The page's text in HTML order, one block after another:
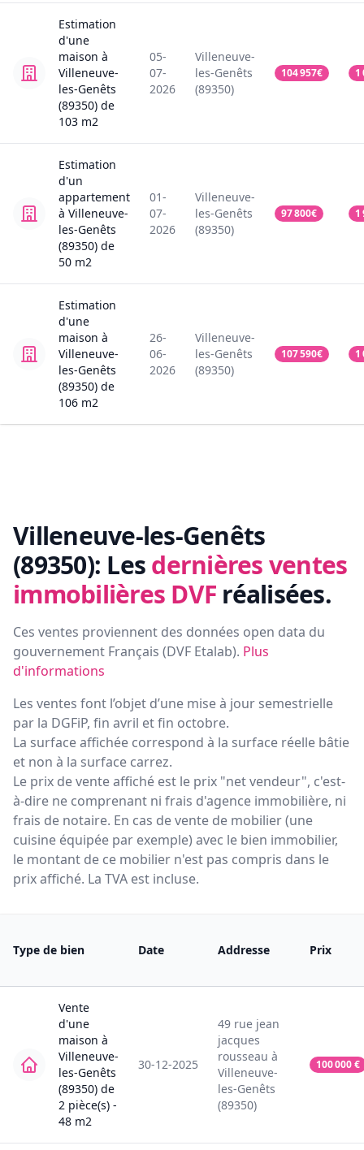
Estimation
d'une
maison à
Villeneuve-
les-Genêts
(89350) de
103 m2
05-
07-
2026
Villeneuve-
les-Genêts
(89350)
104 957€ 1
Estimation
d'un
appartement
à Villeneuve-
les-Genêts
(89350) de
50 m2
01-
07-
2026
Villeneuve-
les-Genêts
(89350)
97 800€ 1
Estimation
d'une
maison à
Villeneuve-
les-Genêts
(89350) de
106 m2
26-
06-
2026
Villeneuve-
les-Genêts
(89350)
107 590€ 1
Villeneuve-les-Genêts
(89350): Lesdernières ventes
immobilières DVF réalisées.
Ces ventes proviennent des données open data du
gouvernement Français (DVF Etalab). Plus
d'informations
Les ventes font l’objet d’une mise à jour semestrielle
par la DGFiP, fin avril et fin octobre.
La surface affichée correspond à la surface réelle bâtie
et non à la surface carrez.
Le prix de vente affiché est le prix "net vendeur", c'est-
à-dire ne comprenant ni frais d'agence immobilière, ni
frais de notaire. En cas de vente de mobilier (une
cuisine équipée par exemple) avec le bien immobilier,
le montant de ce mobilier n'est pas compris dans le
prix affiché. La TVA est incluse.
Type de bien Date Addresse Prix
Vente
d'une
maison à
Villeneuve-
les-Genêts
(89350) de
2 pièce(s) -
48 m2
30-12-2025
49 rue jean
jacques
rousseau à
Villeneuve-
les-Genêts
(89350)
100 000€